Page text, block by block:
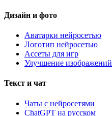
Дизайн и фото
Аватарки нейросетью
Логотип нейросетью
Ассеты для игр
Улучшение изображений
Текст и чат
Чаты с нейросетями
ChatGPT на русском